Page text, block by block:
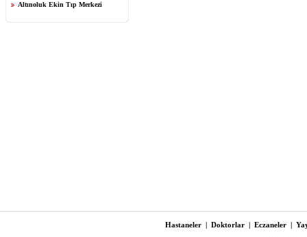
Altınoluk Ekin Tıp Merkezi
Hastaneler | Doktorlar | Eczaneler |